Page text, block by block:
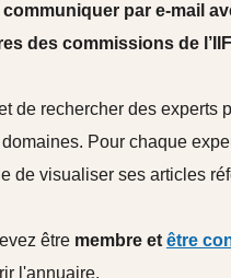
communiquer par e-mail
des commissions de
de rechercher des experts
Pour chaque
de visualiser ses articles
être membre et être
l'annuaire.